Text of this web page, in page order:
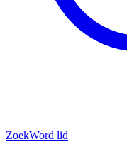
ZoekWord lid